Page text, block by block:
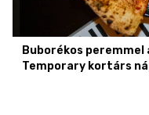
Buborékos
Temporary kortárs